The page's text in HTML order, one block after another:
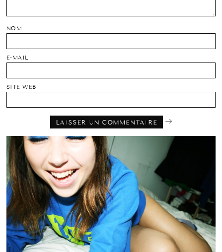
NOM
E-MAIL
SITE WEB